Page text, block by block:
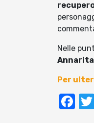
Nelle
Per